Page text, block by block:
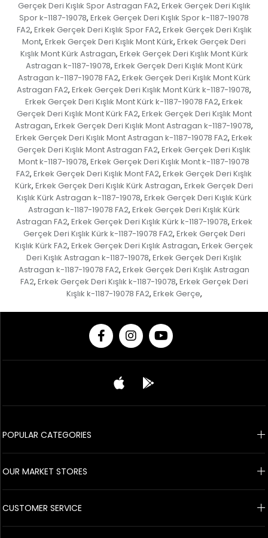
Gerçek Deri Kışlık Spor Astragan FA2, Erkek Gerçek Deri Kışlık
Spor k-1187-19078, Erkek Gerçek Deri Kışlık Spor k-1187-19078
FA2, Erkek Gerçek Deri Kışlık Spor FA2, Erkek Gerçek Deri Kışlık
Mont, Erkek Gerçek Deri Kışlık Mont Kürk, Erkek Gerçek Deri
Kışlık Mont Kürk Astragan, Erkek Gerçek Deri Kışlık Mont Kürk
Astragan k-1187-19078, Erkek Gerçek Deri Kışlık Mont Kürk
Astragan k-1187-19078 FA2, Erkek Gerçek Deri Kışlık Mont Kürk
Astragan FA2, Erkek Gerçek Deri Kışlık Mont Kürk k-1187-19078,
Erkek Gerçek Deri Kışlık Mont Kürk k-1187-19078 FA2, Erkek
Gerçek Deri Kışlık Mont Kürk FA2, Erkek Gerçek Deri Kışlık Mont
Astragan, Erkek Gerçek Deri Kışlık Mont Astragan k-1187-19078,
Erkek Gerçek Deri Kışlık Mont Astragan k-1187-19078 FA2, Erkek
Gerçek Deri Kışlık Mont Astragan FA2, Erkek Gerçek Deri Kışlık
Mont k-1187-19078, Erkek Gerçek Deri Kışlık Mont k-1187-19078
FA2, Erkek Gerçek Deri Kışlık Mont FA2, Erkek Gerçek Deri Kışlık
Kürk, Erkek Gerçek Deri Kışlık Kürk Astragan, Erkek Gerçek Deri
Kışlık Kürk Astragan k-1187-19078, Erkek Gerçek Deri Kışlık Kürk
Astragan k-1187-19078 FA2, Erkek Gerçek Deri Kışlık Kürk
Astragan FA2, Erkek Gerçek Deri Kışlık Kürk k-1187-19078, Erkek
Gerçek Deri Kışlık Kürk k-1187-19078 FA2, Erkek Gerçek Deri
Kışlık Kürk FA2, Erkek Gerçek Deri Kışlık Astragan, Erkek Gerçek
Deri Kışlık Astragan k-1187-19078, Erkek Gerçek Deri Kışlık
Astragan k-1187-19078 FA2, Erkek Gerçek Deri Kışlık Astragan
FA2, Erkek Gerçek Deri Kışlık k-1187-19078, Erkek Gerçek Deri
Kışlık k-1187-19078 FA2, Erkek Gerçe,
POPULAR CATEGORIES
OUR MARKET STORES
CUSTOMER SERVICE